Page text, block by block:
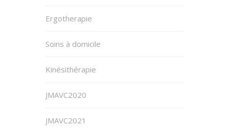
Ergotherapie
Soins à domicile
Kinésithérapie
JMAVC2020
JMAVC2021